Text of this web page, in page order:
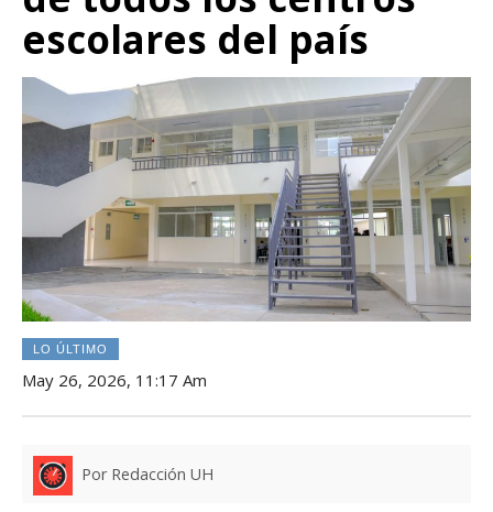
escolares del país
LO ÚLTIMO
May 26, 2026, 11:17 Am
Por Redacción UH